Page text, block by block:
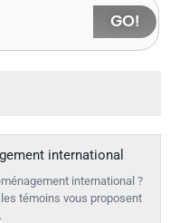
GO!
international
international ?
témoins vous proposent